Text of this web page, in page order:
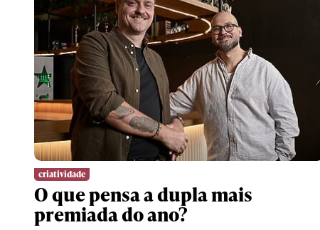
criatividade
O que pensa a dupla mais
premiada do ano?